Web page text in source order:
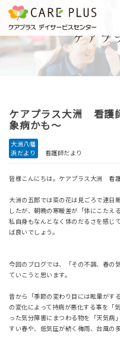
こんな方に
おすすめ
一日体験
実践報告
ケアプラス大洲 看護
象病かも～
大洲八幡
浜だより
看護師だより
皆様こんにちは。ケアプラス大洲 看護
大洲の五郎では菜の花は見ごろで連日
したが、朝晩の寒暖差が「体にこたえ
私自身もなんとなく体のだるさを感じ
ば良いでしょう。
今回のブログでは、「その不調、春の
ていこうと思います。
昔から「季節の変わり目には眩暈がす
の変化によって持病が悪化する事を「
った気分障害にまつわる物を「天気病
すい春や、低気圧が続く梅雨、台風の